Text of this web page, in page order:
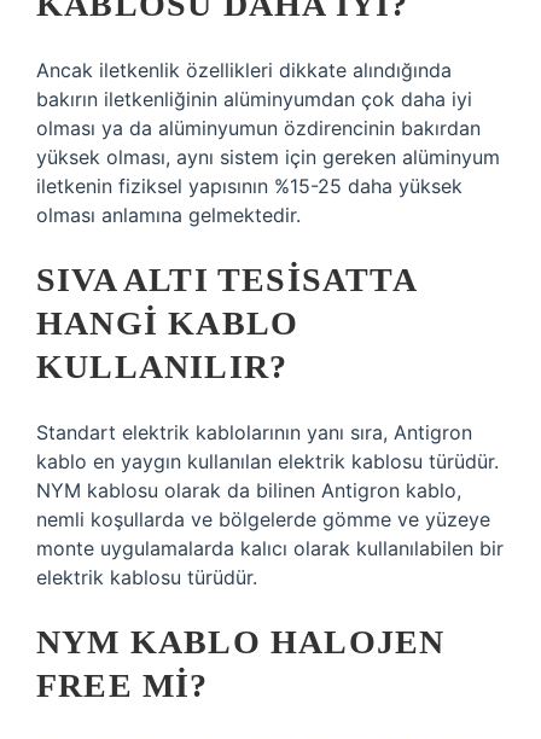
Ancak iletkenlik özellikleri dikkate alındığında
bakırın iletkenliğinin alüminyumdan çok daha iyi
olması ya da alüminyumun özdirencinin bakırdan
yüksek olması, aynı sistem için gereken alüminyum
iletkenin fiziksel yapısının %15-25 daha yüksek
olması anlamına gelmektedir.
SIVA ALTI TESISATTA
HANGI KABLO
KULLANILIR?
Standart elektrik kablolarının yanı sıra, Antigron
kablo en yaygın kullanılan elektrik kablosu türüdür.
NYM kablosu olarak da bilinen Antigron kablo,
nemli koşullarda ve bölgelerde gömme ve yüzeye
monte uygulamalarda kalıcı olarak kullanılabilen bir
elektrik kablosu türüdür.
NYM KABLO HALOJEN
FREE MI?